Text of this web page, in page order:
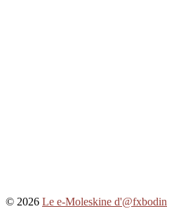
© 2026 Le e-Moleskine d'@fxbodin